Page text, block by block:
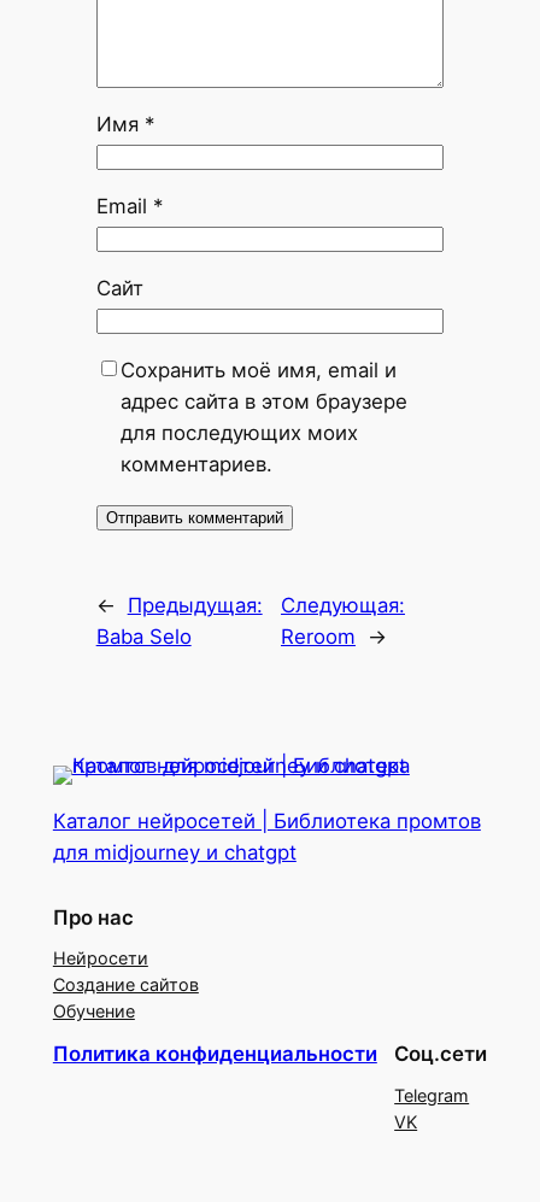
Имя *
Email *
Сайт
Сохранить моё имя, email и
адрес сайта в этом браузере
для последующих моих
комментариев.
←
Предыдущая:
Baba Selo
Следующая:
Reroom
→
Каталог нейросетей | Библиотека промтов
для midjourney и chatgpt
Про нас
Нейросети
Создание сайтов
Обучение
Политика конфиденциальности Соц.сети
Telegram
VK